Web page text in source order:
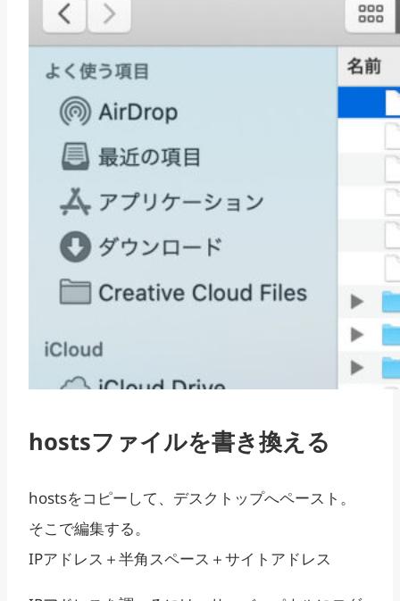
hostsファイルを書き換える
hostsをコピーして、デスクトップへペースト。
そこで編集する。
IPアドレス＋半角スペース＋サイトアドレス